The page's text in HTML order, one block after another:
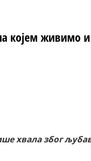
којем живимо
хвала због